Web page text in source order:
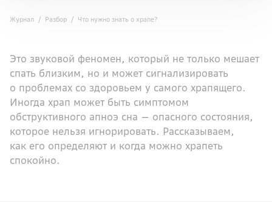
Журнал Разбор Что нужно знать о храпе?
Это звуковой феномен, который не только мешает
спать близким, но и может сигнализировать
о проблемах со здоровьем у самого храпящего.
Иногда храп может быть симптомом
обструктивного апноэ сна — опасного состояния,
которое нельзя игнорировать. Рассказываем,
как его определяют и когда можно храпеть
спокойно.